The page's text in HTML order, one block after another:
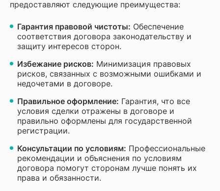
предоставляют следующие преимущества:
Гарантия правовой чистоты: Обеспечение
соответствия договора законодательству и
защиту интересов сторон.
Избежание рисков: Минимизация правовых
рисков, связанных с возможными ошибками и
недочетами в договоре.
Правильное оформление: Гарантия, что все
условия сделки отражены в договоре и
правильно оформлены для государственной
регистрации.
Консультации по условиям: Профессиональные
рекомендации и объяснения по условиям
договора помогут сторонам лучше понять их
права и обязанности.